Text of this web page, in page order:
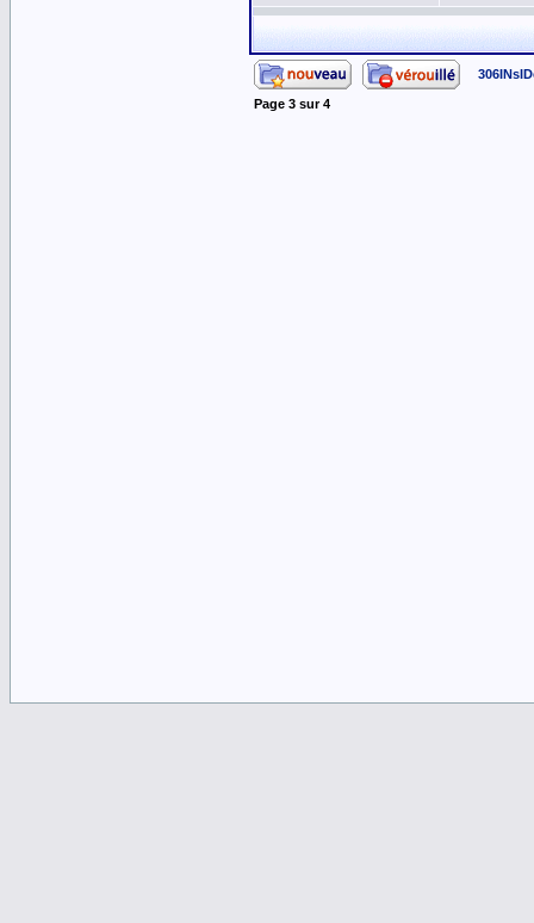
Page 3 sur4